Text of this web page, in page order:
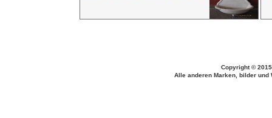
Copyright ©
Alle anderen Marken, bilder und